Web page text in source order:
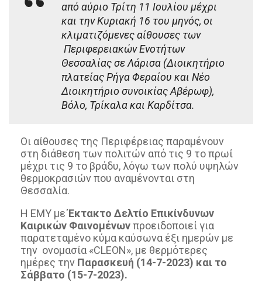
από αύριο Τρίτη 11 Ιουλίου μέχρι
και την Κυριακή 16 του μηνός, οι
κλιματιζόμενες αίθουσες των
Περιφερειακών Ενοτήτων
Θεσσαλίας σε Λάρισα (Διοικητήριο
πλατείας Ρήγα Φεραίου και Νέο
Διοικητήριο συνοικίας Αβέρωφ),
Βόλο, Τρίκαλα και Καρδίτσα.
Οι αίθουσες της Περιφέρειας παραμένουν
στη διάθεση των πολιτών από τις 9 το πρωί
μέχρι τις 9 το βράδυ, λόγω των πολύ υψηλών
θερμοκρασιών που αναμένονται στη
Θεσσαλία.
Η ΕΜΥ μεΈκτακτο Δελτίο Επικίνδυνων
Καιρικών Φαινομένωνπροειδοποιεί για
παρατεταμένο κύμα καύσωνα έξι ημερών με
την ονομασία «CLEON», με θερμότερες
ημέρες την Παρασκευή (14-7-2023) και το
Σάββατο (15-7-2023).